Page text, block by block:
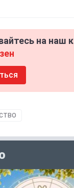
на наш